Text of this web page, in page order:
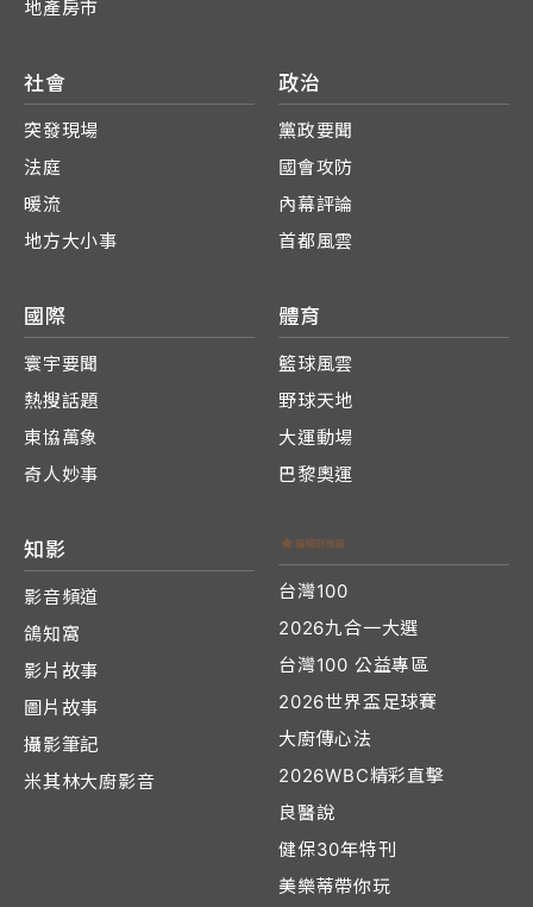
地產房市
社會
突發現場
法庭
暖流
地方大小事
政治
黨政要聞
國會攻防
內幕評論
首都風雲
國際
寰宇要聞
熱搜話題
東協萬象
奇人妙事
體育
籃球風雲
野球天地
大運動場
巴黎奧運
知影
影音頻道
鴿知窩
影片故事
圖片故事
攝影筆記
米其林大廚影音
台灣100
2026九合一大選
台灣100 公益專區
2026世界盃足球賽
大廚傳心法
2026WBC精彩直擊
良醫說
健保30年特刊
美樂蒂帶你玩